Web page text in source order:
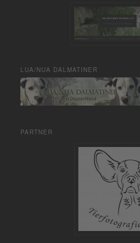
LUA/NUA DALMATINER
PARTNER